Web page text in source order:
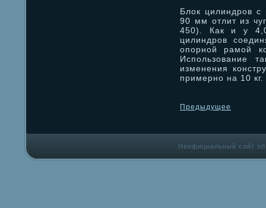
Блок цилиндров
90 мм отлит из
450). Как и у
цилиндров
опорной рамой
Использование
изменения
примерно на 10 кг.
Предыдущее
Неофициальный сайт